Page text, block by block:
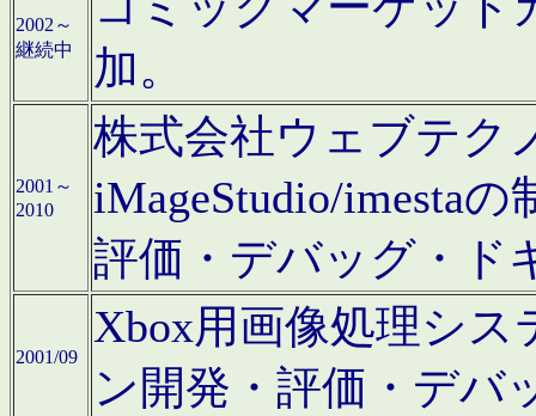
2002～
継続中
加。
2001～
2010
株式会社ウェブテク
iMageStudio/imesta
評価・デバッグ・ド
2001/09
Xbox用画像処理シ
ン開発・評価・デバ